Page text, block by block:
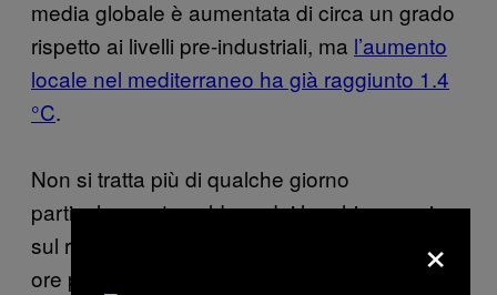
media globale è aumentata di circa un grado
rispetto ai livelli pre-industriali, ma l’aumento
locale nel mediterraneo ha già raggiunto 1.4
°C.
Non si tratta più di qualche giorno
particolarmente caldo, o dei luoghi comuni
sul rimanere idratati e evitare di uscire nelle
ore più calde del giorno: si tratta di
×